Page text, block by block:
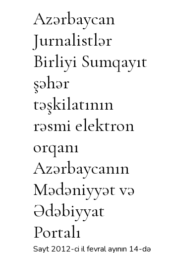
Azərbaycan
Jurnalistlər
Birliyi Sumqayıt
şəhər
təşkilatının
rəsmi elektron
orqanı
Azərbaycanın
Mədəniyyət və
Ədəbiyyat
Portalı
Sayt 2012-ci il fevral ayının 14-də